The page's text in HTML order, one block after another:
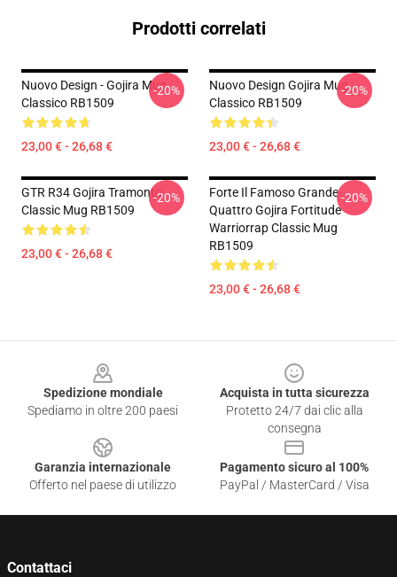
Prodotti correlati
Nuovo Design - Gojira Mug
Classico RB1509
23,00 € - 26,68 €
-20%
Nuovo Design Gojira Mug
Classico RB1509
23,00 € - 26,68 €
-20%
GTR R34 Gojira Tramonto
Classic Mug RB1509
23,00 € - 26,68 €
-20%
Forte Il Famoso Grande
Quattro Gojira Fortitude
Warriorrap Classic Mug
RB1509
23,00 € - 26,68 €
-20%
Spedizione mondiale
Spediamo in oltre 200 paesi
Acquista in tutta sicurezza
Protetto 24/7 dai clic alla
consegna
Garanzia internazionale
Offerto nel paese di utilizzo
Pagamento sicuro al 100%
PayPal / MasterCard / Visa
Contattaci